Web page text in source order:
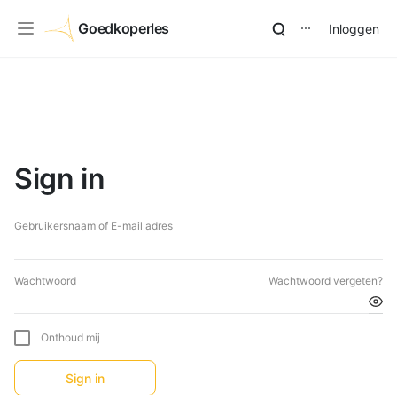
Goedkoperles ⋯ Inloggen
Sign in
Gebruikersnaam of E-mail adres
Wachtwoord Wachtwoord vergeten?
Onthoud mij
Sign in